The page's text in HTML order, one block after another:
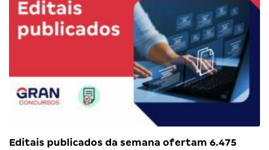
Editais publicados da semana ofertam 6.475